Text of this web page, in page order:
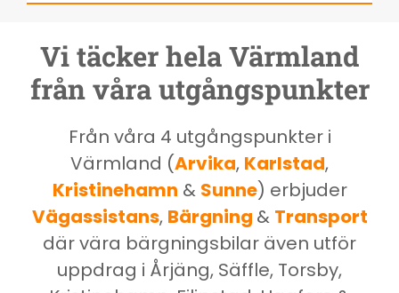
Vi täcker hela Värmland
från våra utgångspunkter
Från våra 4 utgångspunkter i
Värmland (Arvika, Karlstad,
Kristinehamn & Sunne) erbjuder
Vägassistans, Bärgning & Transport
där vära bärgningsbilar även utför
uppdrag i Årjäng, Säffle, Torsby,